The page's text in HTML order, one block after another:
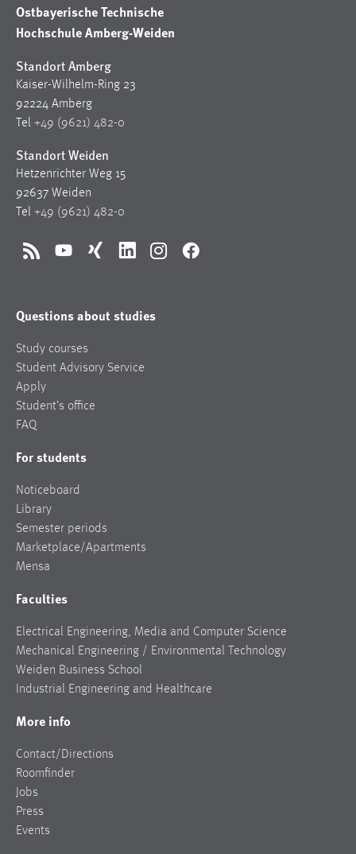
Ostbayerische Technische
Hochschule Amberg-Weiden
Standort Amberg
Kaiser-Wilhelm-Ring 23
92224 Amberg
Tel +49 (9621) 482-0
Standort Weiden
Hetzenrichter Weg 15
92637 Weiden
Tel +49 (9621) 482-0
RSS YouTubeXing LinkedInInstagramFacebook
Questions about studies
Study courses
Student Advisory Service
Apply
Student’s office
FAQ
For students
Noticeboard
Library
Semester periods
Marketplace/Apartments
Mensa
Faculties
Electrical Engineering, Media and Computer Science
Mechanical Engineering / Environmental Technology
Weiden Business School
Industrial Engineering and Healthcare
More info
Contact/Directions
Roomfinder
Jobs
Press
Events